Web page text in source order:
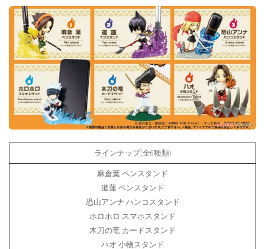
ラインナップ(全6種類)
麻倉葉 ペンスタンド
道蓮 ペンスタンド
恐山アンナ ハンコスタンド
ホロホロ スマホスタンド
木刀の竜 カードスタンド
ハオ 小物スタンド